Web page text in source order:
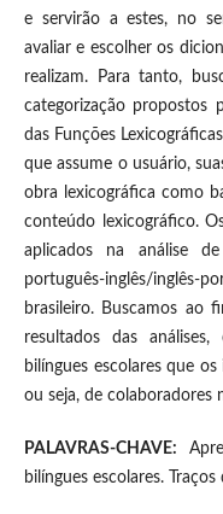
e servirão a estes, no
avaliar e escolher os
realizam. Para tanto,
categorização propostos
das Funções
que assume o usuário,
obra lexicográfica como
conteúdo lexicográfico.
aplicados na análise
português-inglês/
brasileiro. Buscamos ao
resultados das
bilíngues escolares que
ou seja, de colaboradores
PALAVRAS-CHAVE:
bilíngues escolares.